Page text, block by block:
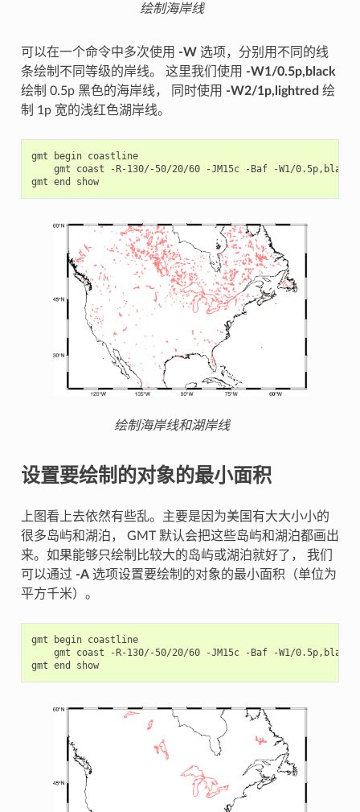
绘制海岸线
可以在一个命令中多次使用 -W选项，分别用不同的线
条绘制不同等级的岸线。 这里我们使用 -W1/0.5p,black
绘制 0.5p 黑色的海岸线， 同时使用 -W2/1p,lightred 绘
制 1p 宽的浅红色湖岸线。
gmt begin
coastline
gmt
coast -R-130/-50/20/60 -JM15c -Baf -W1/0.5p,black
gmt end show
绘制海岸线和湖岸线
设置要绘制的对象的最小面积
上图看上去依然有些乱。主要是因为美国有大大小小的
很多岛屿和湖泊， GMT 默认会把这些岛屿和湖泊都画出
来。如果能够只绘制比较大的岛屿或湖泊就好了， 我们
可以通过 -A选项设置要绘制的对象的最小面积（单位为
平方千米）。
gmt begin
coastline
gmt
coast -R-130/-50/20/60 -JM15c -Baf -W1/0.5p,black
gmt end show